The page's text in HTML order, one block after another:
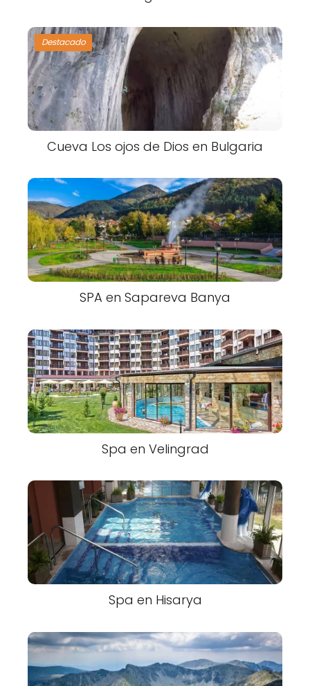
Destacado
Cueva Los ojos de Dios en Bulgaria
SPA en Sapareva Banya
Spa en Velingrad
Spa en Hisarya